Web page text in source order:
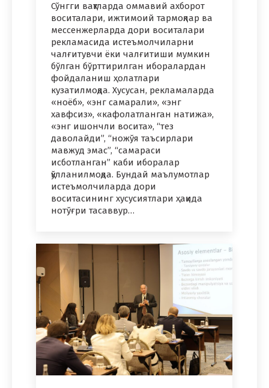
Сўнгги вақтларда оммавий ахборот
воситалари, ижтимоий тармоқлар ва
мессенжерларда дори воситалари
рекламасида истеъмолчиларни
чалғитувчи ёки чалғитиши мумкин
бўлган бўрттирилган иборалардан
фойдаланиш ҳолатлари
кузатилмоқда. Хусусан, рекламаларда
«ноёб», «энг самарали», «энг
хавфсиз», «кафолатланган натижа»,
«энг ишончли восита», “тез
даволайди”, “ножўя таъсирлари
мавжуд эмас”, “самараси
исботланган” каби иборалар
қўлланилмоқда. Бундай маълумотлар
истеъмолчиларда дори
воситасининг хусусиятлари ҳақида
нотўғри тасаввур…